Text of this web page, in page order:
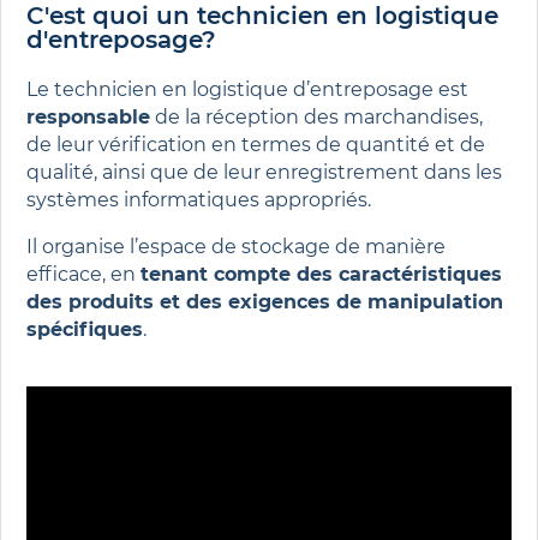
C'est quoi un technicien en logistique
d'entreposage?
Le technicien en logistique d’entreposage est
responsable de la réception des marchandises,
de leur vérification en termes de quantité et de
qualité, ainsi que de leur enregistrement dans les
systèmes informatiques appropriés.
Il organise l’espace de stockage de manière
efficace, en tenant compte des caractéristiques
des produits et des exigences de manipulation
spécifiques.